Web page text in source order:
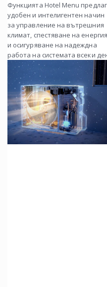
Функцията Hotel Menu
удобен и интелигентен начин
за управление на вътрешния
климат, спестяване на енергия
и осигуряване на надеждна
работа на системата всеки